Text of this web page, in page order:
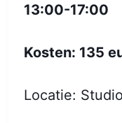
13:00-17:00
Kosten: 135
Locatie: